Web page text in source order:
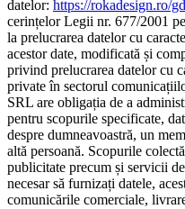
datelor: https://rokadesign.ro/
cerințelor Legii nr. 677/2001
la prelucrarea datelor cu
acestor date, modificată și
privind prelucrarea datelor cu
private în sectorul
SRL are obligația de a
pentru scopurile specificate,
despre dumneavoastră, un
altă persoană. Scopurile
publicitate precum și servicii
necesar să furnizați datele,
comunicările comerciale,